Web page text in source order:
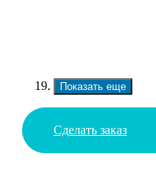
Показать еще
Сделать заказ